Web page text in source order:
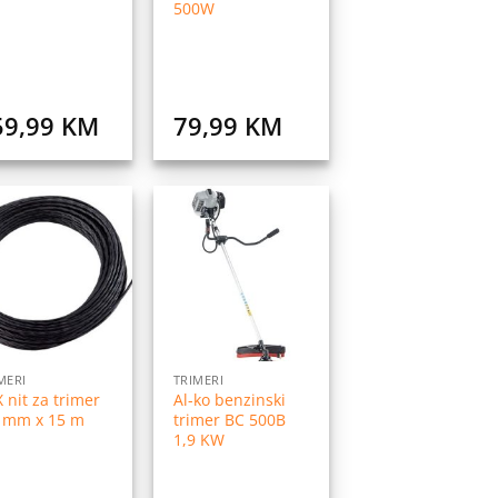
KM
500W
79,99 KM
Dodaj
na
listu
želja
nit za trimer
x 15 m
TRIMERI
Al-ko benzinski
trimer BC 500B
1,9 KW